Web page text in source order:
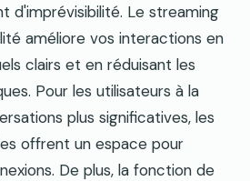
d'imprévisibilité. Le streaming
améliore vos interactions en
clairs et en réduisant les
Pour les utilisateurs à la
plus significatives, les
offrent un espace pour
De plus, la fonction de